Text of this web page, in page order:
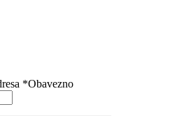
*Obavezno